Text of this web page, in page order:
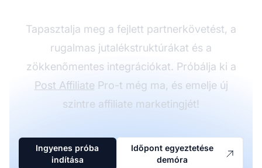
Tapasztalja meg a fejlett partnerkövetést, a
rugalmas jutalékstruktúrákat és a
zökkenőmentes integrációkat. Próbálja ki a
Post Affiliate Pro-t még ma, és emelje új
szintre affiliate marketingjét!
Ingyenes próba
indítása
Időpont egyeztetése
demóra